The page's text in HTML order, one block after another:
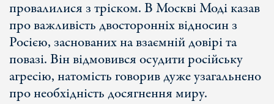
провалилися з тріском. В Москві Моді казав
про важливість двосторонніх відносин з
Росією, заснованих на взаємній довірі та
повазі. Він відмовився осудити російську
агресію, натомість говорив дуже узагальнено
про необхідність досягнення миру.